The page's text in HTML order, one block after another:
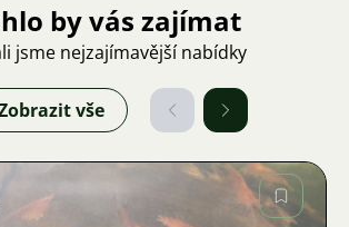
by vás zajímat
jsme nejzajímavější nabídky
vše